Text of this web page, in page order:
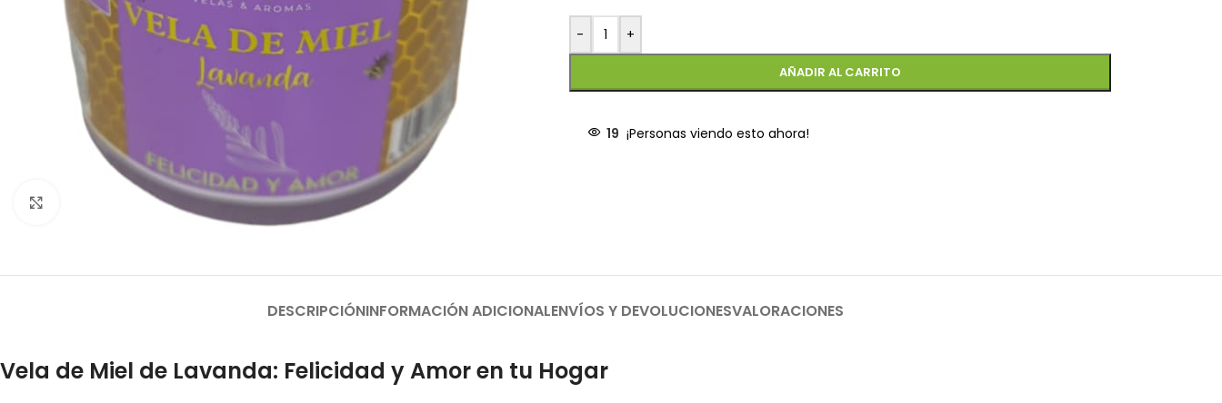
Clic para ampliar
- +
AÑADIR AL CARRITO
19 ¡Personas viendo esto ahora!
DESCRIPCIÓNINFORMACIÓN ADICIONALENVÍOS Y DEVOLUCIONESVALORACIONES
Vela de Miel de Lavanda: Felicidad y Amor en tu Hogar